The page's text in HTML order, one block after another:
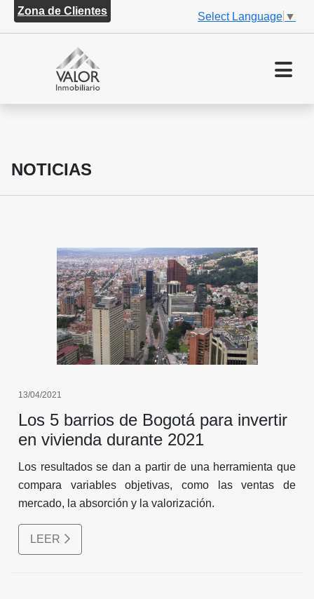
Zona de Clientes Select Language ▼
NOTICIAS
13/04/2021
Los 5 barrios de Bogotá para invertir
en vivienda durante 2021
Los resultados se dan a partir de una herramienta que
compara variables objetivas, como las ventas de
mercado, la absorción y la valorización.
LEER